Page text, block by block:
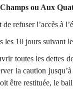
ou Aux
refuser l’accès à
les 10 jours suivant
toutes les dettes
la caution
être restituée, le